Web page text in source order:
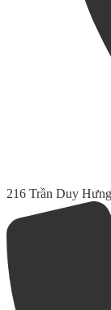
216 Trần Duy